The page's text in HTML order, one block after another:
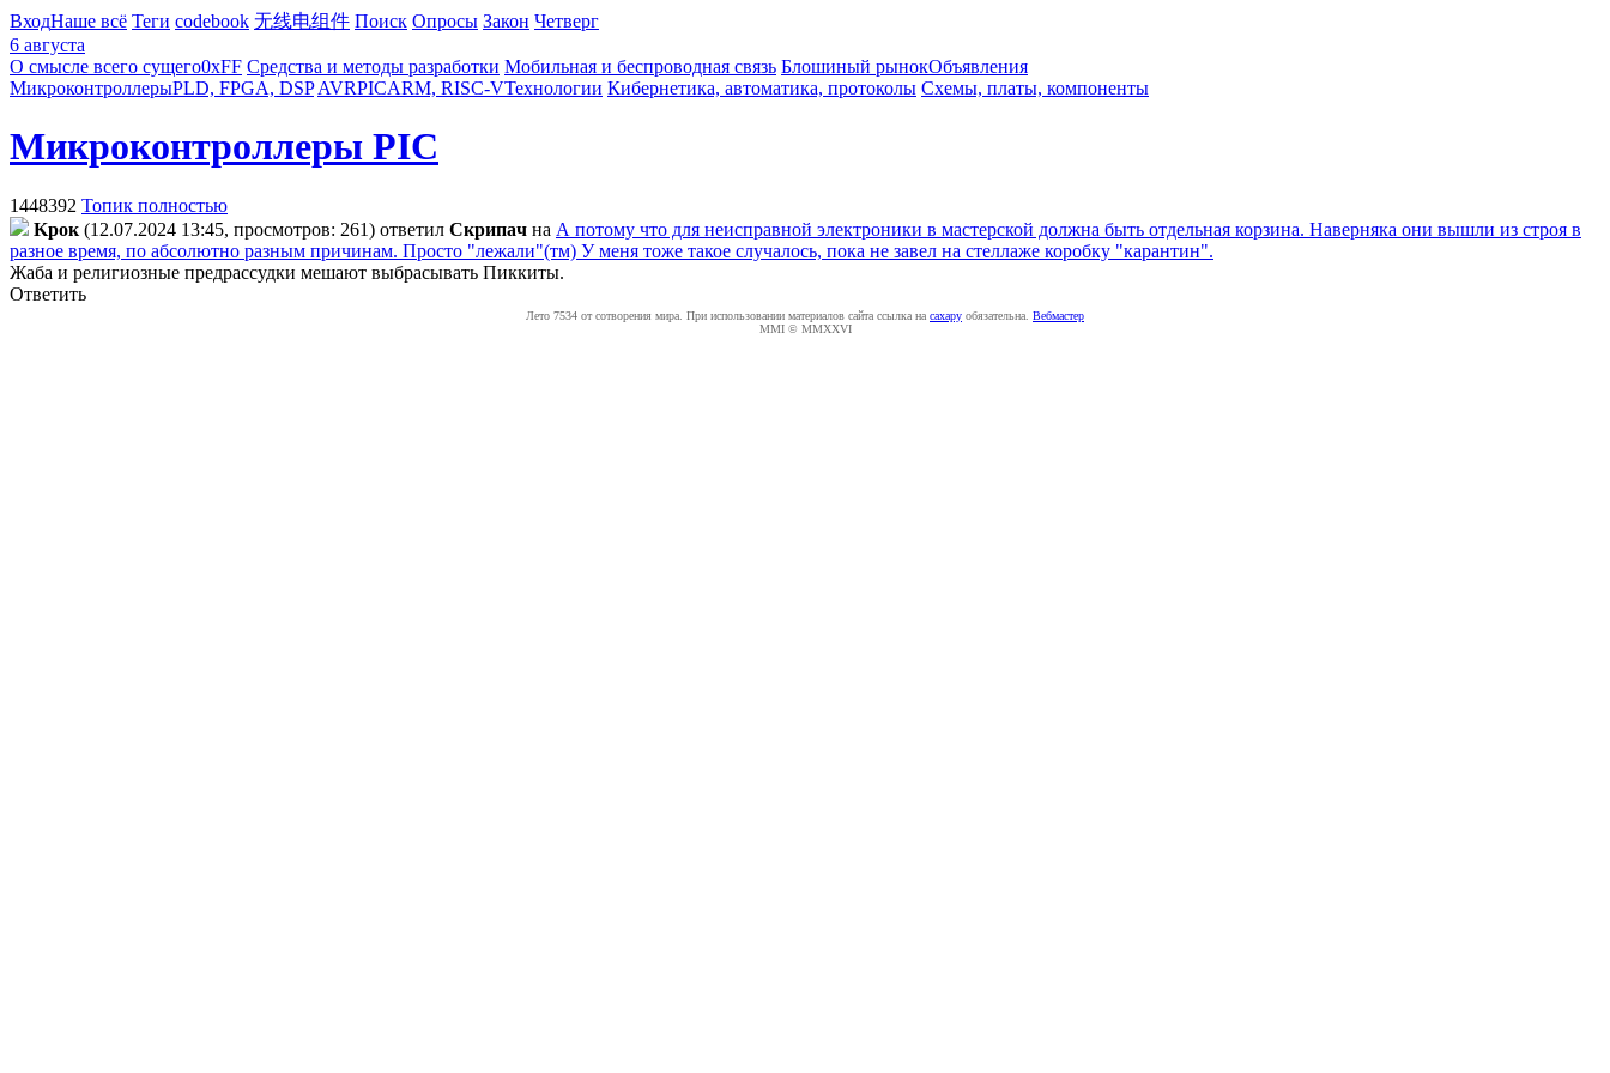
ВходНаше всё Теги codebook 无线电组件 Поиск Опросы Закон Четверг
6 августа
О смысле всего сущего0xFF Средства и методы разработки Мобильная и беспроводная связь Блошиный рынокОбъявления
МикроконтроллерыPLD, FPGA, DSP AVRPICARM, RISC-VТехнологии Кибернетика, автоматика, протоколы Схемы, платы, компоненты
Микроконтроллеры PIC
1448392 Топик полностью
Kpoк (12.07.2024 13:45, просмотров: 261) ответил Cкpипaч на А потому что для неисправной электроники в мастерской должна быть отдельная корзина. Наверняка они вышли из строя в
разное время, по абсолютно разным причинам. Просто "лежали"(тм) У меня тоже такое случалось, пока не завел на стеллаже коробку "карантин".
Жаба и религиозные предрассудки мешают выбрасывать Пиккиты.
Ответить
Лето 7534 от сотворения мира. При использовании материалов сайта ссылка на caxapу обязательна. Вебмастер
MMI © MMXXVI